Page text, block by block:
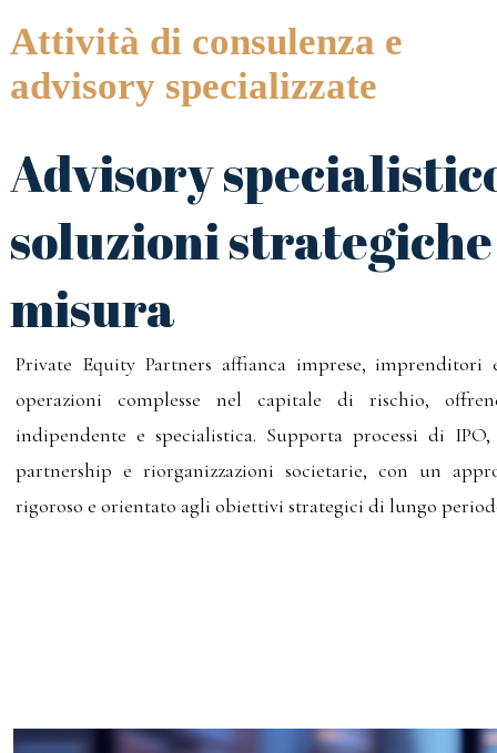
Attività di consulenza e
advisory specializzate
Advisory
soluzioni
misura
Private Equity Partners affianca imprese,
operazioni complesse nel capitale di rischio,
indipendente e specialistica. Supporta processi di
partnership e riorganizzazioni societarie, con un
rigoroso e orientato agli obiettivi strategici di lungo